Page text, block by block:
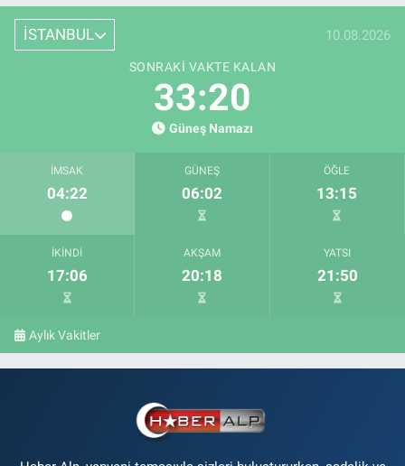
İSTANBUL 10.08.2026
SONRAKI VAKTE KALAN
33:19
Güneş Namazı
İMSAK
04:22
GÜNEŞ
06:02
ÖĞLE
13:15
İKINDI
17:06
AKŞAM
20:18
YATSI
21:50
Aylık Vakitler